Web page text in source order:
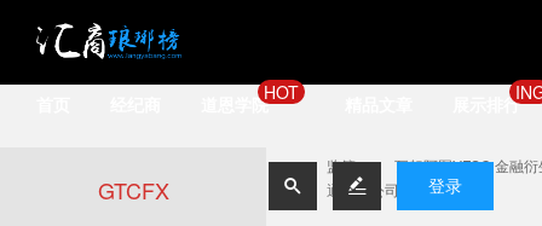
道恩学院HOT 展示排行
  登录
GTCFX
监管：
瓦努阿图VFSC 金融
通金融公司